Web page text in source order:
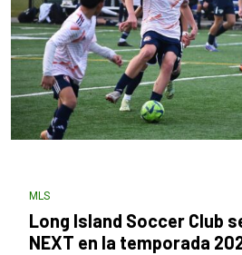
MLS
Long Island Soccer Club
NEXT en la temporada